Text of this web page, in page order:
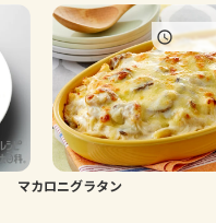
マカロニグラタン